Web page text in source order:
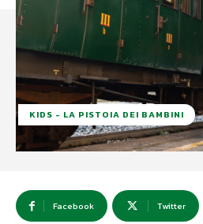
KIDS - LA PISTOIA DEI BAMBINI
Facebook Twitter